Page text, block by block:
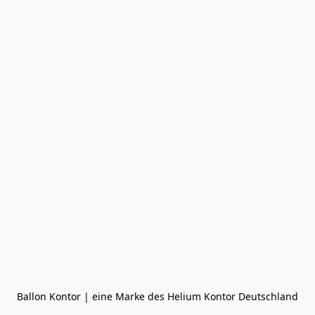
Ballon Kontor | eine Marke des Helium Kontor Deutschland